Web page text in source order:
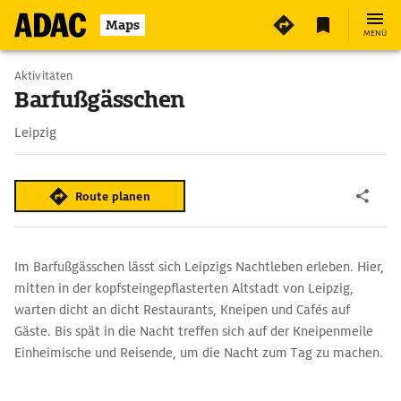
Maps MENÜ
Aktivitäten
Barfußgässchen
Leipzig
Route planen
Im Barfußgässchen lässt sich Leipzigs Nachtleben erleben. Hier,
mitten in der kopfsteingepflasterten Altstadt von Leipzig,
warten dicht an dicht Restaurants, Kneipen und Cafés auf
Gäste. Bis spät in die Nacht treffen sich auf der Kneipenmeile
Einheimische und Reisende, um die Nacht zum Tag zu machen.